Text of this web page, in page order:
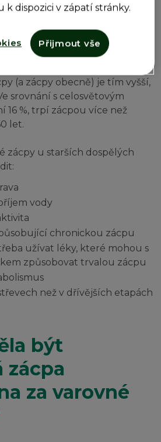
je chronická
(a zácpy obecně) je tím vyšší,
srovnání s celosvětovým
16 %, trpí zácpou více než
let.
zácpy u starších dospělých
vody
chronickou zácpu
užívat léky, které mohou s
způsobovat trvalou zácpu
než v dřívějších etapách
být
zácpa
za varovné
k dispozici v zápatí stránky.
Přijmout vše